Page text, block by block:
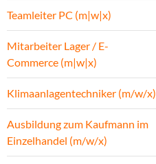
Teamleiter PC (m|w|x)
Mitarbeiter Lager / E-
Commerce (m|w|x)
Klimaanlagentechniker (m/w/x)
Ausbildung zum Kaufmann im
Einzelhandel (m/w/x)